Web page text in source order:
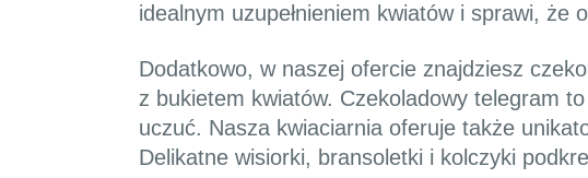
idealnym uzupełnieniem kwiatów i sprawi, że
Dodatkowo, w naszej ofercie znajdziesz
z bukietem kwiatów. Czekoladowy telegram
uczuć. Nasza kwiaciarnia oferuje także
Delikatne wisiorki, bransoletki i kolczyki